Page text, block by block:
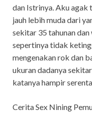
dan Istrinya. Aku
jauh lebih muda dari
sekitar 35 tahunan
sepertinya tidak
mengenakan rok dan
ukuran dadanya
katanya hampir
Cerita Sex Nining